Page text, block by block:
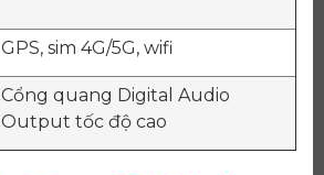
GPS, sim 4G/5G, wifi
Cổng quang Digital Audio
Output tốc độ cao